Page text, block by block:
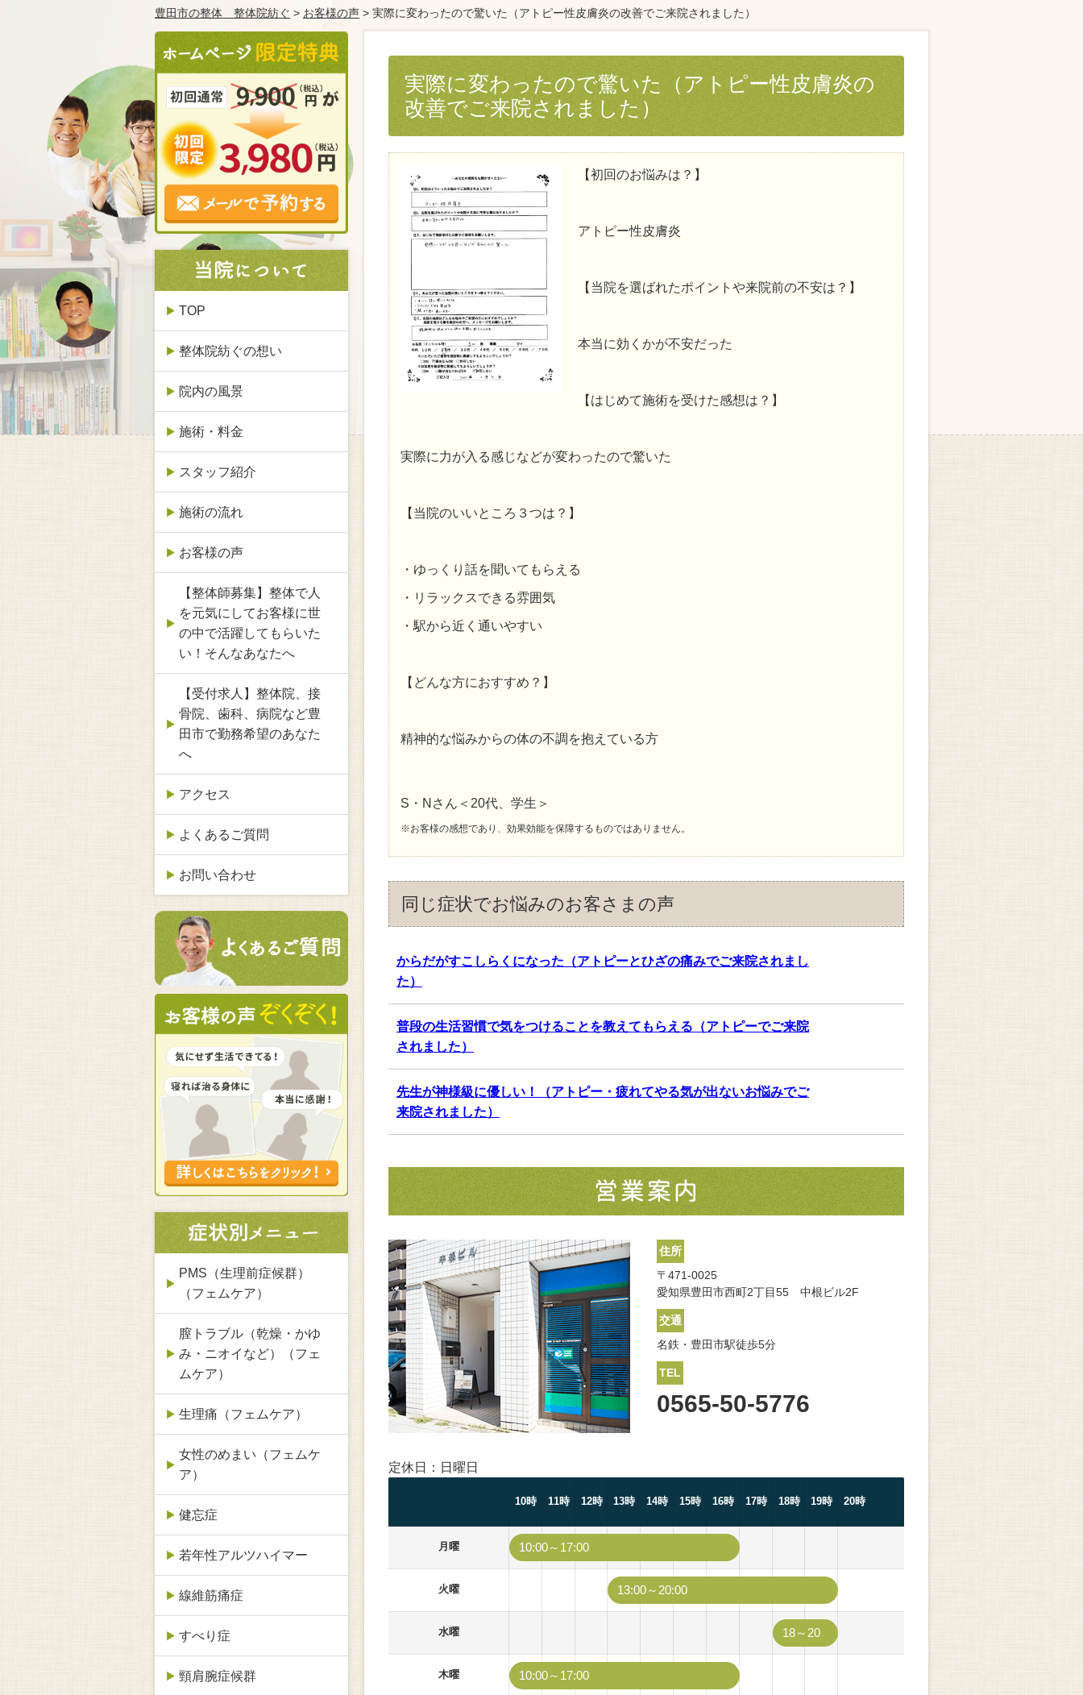
豊田市の整体 整体院紡ぐ > お客様の声 > 実際に変わったので驚いた（アトピー性皮膚炎の改善でご来院されました）
実際に変わったので驚いた（アトピー性皮膚炎の
改善でご来院されました）
【初回のお悩みは？】
アトピー性皮膚炎
【当院を選ばれたポイントや来院前の不安は？】
本当に効くかが不安だった
【はじめて施術を受けた感想は？】
実際に力が入る感じなどが変わったので驚いた
【当院のいいところ３つは？】
・ゆっくり話を聞いてもらえる
・リラックスできる雰囲気
・駅から近く通いやすい
【どんな方におすすめ？】
精神的な悩みからの体の不調を抱えている方
S・Nさん＜20代、学生＞
※お客様の感想であり、効果効能を保障するものではありません。
同じ症状でお悩みのお客さまの声
からだがすこしらくになった（アトピーとひざの痛みでご来院されまし
た）
普段の生活習慣で気をつけることを教えてもらえる（アトピーでご来院
されました）
先生が神様級に優しい！（アトピー・疲れてやる気が出ないお悩みでご
来院されました）
住所
〒471-0025
愛知県豊田市西町2丁目55 中根ビル2F
交通
名鉄・豊田市駅徒歩5分
TEL
0565-50-5776
定休日：日曜日
10時 11時 12時 13時 14時 15時 16時 17時 18時 19時 20時
月曜 10:00～17:00
火曜 13:00～20:00
水曜 18～20
木曜 10:00～17:00
TOP
整体院紡ぐの想い
院内の風景
施術・料金
スタッフ紹介
施術の流れ
お客様の声
【整体師募集】整体で人
を元気にしてお客様に世
の中で活躍してもらいた
い！そんなあなたへ
【受付求人】整体院、接
骨院、歯科、病院など豊
田市で勤務希望のあなた
へ
アクセス
よくあるご質問
お問い合わせ
PMS（生理前症候群）
（フェムケア）
膣トラブル（乾燥・かゆ
み・ニオイなど）（フェ
ムケア）
生理痛（フェムケア）
女性のめまい（フェムケ
ア）
健忘症
若年性アルツハイマー
線維筋痛症
すべり症
頸肩腕症候群